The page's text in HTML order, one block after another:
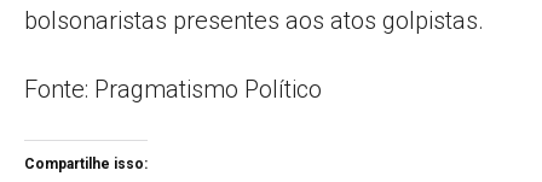
bolsonaristas presentes aos atos golpistas.
Fonte: Pragmatismo Político
Compartilhe isso: